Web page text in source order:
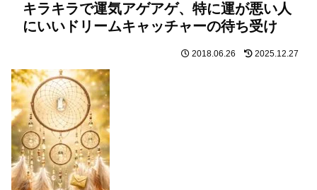
キラキラで運気アゲアゲ、特に運が悪い人
にいいドリームキャッチャーの待ち受け
2018.06.26 2025.12.27